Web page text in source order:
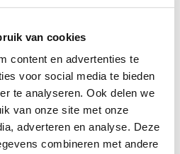
van cookies
content en advertenties te
voor social media te bieden
te analyseren. Ook delen we
van onze site met onze
adverteren en analyse. Deze
combineren met andere
kan alleen worden gemonteerd
welke nog gemonteerd moeten
verdikking op de peddelsteel